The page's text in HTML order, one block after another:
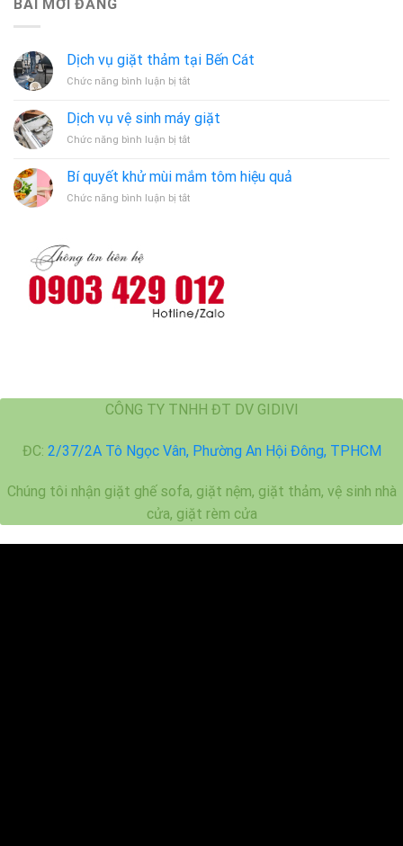
BÀI MỚI ĐĂNG
Dịch vụ giặt thảm tại Bến Cát
Chức năng bình luận bị tắtở
giặt
thảm
Bến
Dịch vụ vệ sinh máy giặt
Chức năng bình luận bị tắtở
vụ
vệ
sinh
Bí quyết khử mùi mắm tôm hiệu quả
Chức năng bình luận bị tắtở
mắm
tôm
hiệu
quả
CÔNG TY TNHH ĐT DV GIDIVI
ĐC: 2/37/2A Tô Ngọc Vân, Phường An Hội Đông, TPHCM
Chúng tôi nhận giặt ghế sofa, giặt nệm, giặt thảm, vệ sinh nhà
cửa, giặt rèm cửa